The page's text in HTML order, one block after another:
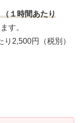
１時間あたり
す。
2,500円（税別）